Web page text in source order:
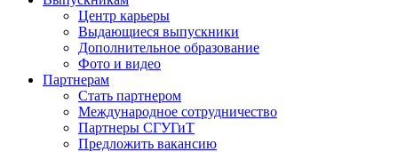
Центр карьеры
Выдающиеся выпускники
Дополнительное образование
Фото и видео
Партнерам
Стать партнером
Международное сотрудничество
Партнеры СГУГиТ
Предложить вакансию